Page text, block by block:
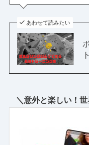
あわせて読みたい
＼意外と楽しい！